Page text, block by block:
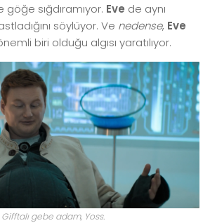
göğe sığdıramıyor. Eve de aynı
söylüyor. Ve nedense, Eve
biri olduğu algısı yaratılıyor.
Gifftalı gebe adam, Yoss.